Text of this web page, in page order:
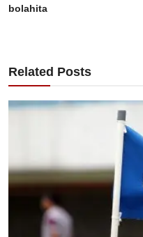
bolahita
Related Posts